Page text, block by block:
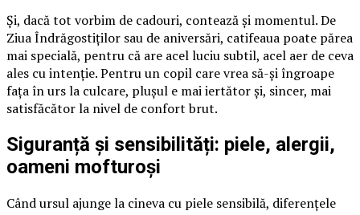
Și, dacă tot vorbim de cadouri, contează și momentul. De
Ziua Îndrăgostiților sau de aniversări, catifeaua poate părea
mai specială, pentru că are acel luciu subtil, acel aer de ceva
ales cu intenție. Pentru un copil care vrea să-și îngroape
fața în urs la culcare, plușul e mai iertător și, sincer, mai
satisfăcător la nivel de confort brut.
Siguranță și sensibilități: piele, alergii,
oameni mofturoși
Când ursul ajunge la cineva cu piele sensibilă, diferențele